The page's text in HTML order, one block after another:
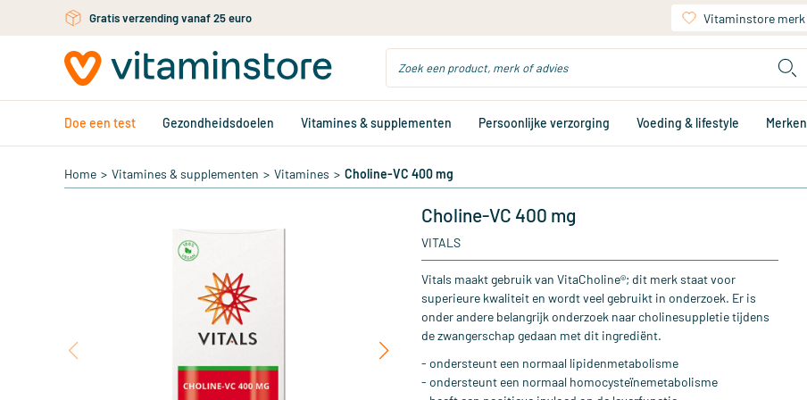
Ga naar de hoofdinhoudGratis verzending vanaf 25 euro Vitaminstore merk
Doe een test Gezondheidsdoelen Vitamines & supplementen Persoonlijke verzorging Voeding & lifestyle Merken
Home > Vitamines & supplementen > Vitamines > Choline-VC 400 mg
Choline-VC 400 mg
VITALS
Vitals maakt gebruik van VitaCholine®; dit merk staat voor
superieure kwaliteit en wordt veel gebruikt in onderzoek. Er is
onder andere belangrijk onderzoek naar cholinesuppletie tijdens
de zwangerschap gedaan met dit ingrediënt.
- ondersteunt een normaal lipidenmetabolisme
- ondersteunt een normaal homocysteïnemetabolisme